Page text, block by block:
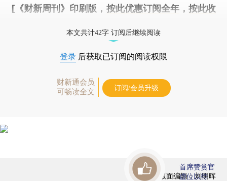
[《财新周刊》印刷版， 按此优惠订阅全年， 按此收
本文共计42字 订阅后继续阅读
登录 后获取已订阅的阅读权限
财新通会员
可畅读全文
订阅/会员升级
版面编辑：刘明晖
首席赞赏官
虚位以待